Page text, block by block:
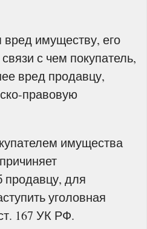
вред имуществу, его
с чем покупатель,
вред продавцу,
правовую
имущества
продавцу, для
уголовная
167 УК РФ.